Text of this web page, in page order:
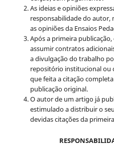
As ideias e opiniões
responsabilidade do autor,
as opiniões da Ensaios
Após a primeira
assumir contratos
a divulgação do trabalho
repositório institucional ou
que feita a citação
publicação original.
O autor de um artigo já
estimulado a distribuir o
devidas citações da